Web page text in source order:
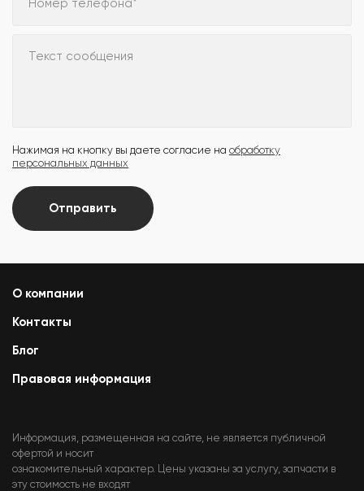
Текст сообщения
Нажимая на кнопку вы даете согласие на обработку
персональных данных
Отправить
О компании
Контакты
Блог
Правовая информация
Информация, размещенная на сайте, не является публичной
офертой и носит
ознакомительный характер. Цены указаны за услугу, запчасти в
эту стоимость не входят